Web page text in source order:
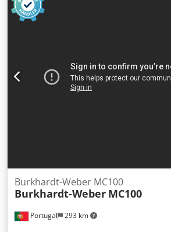
4’000 U/min
der Steckplätze im Werkzeugmagazin:
Kühlmittelanlage automatischer
Werkzeuge automatische
Datenimport DXF Elektronisches
Portugal 293 km
Burkhardt-Weber MC100
Burkhardt-Weber MC100